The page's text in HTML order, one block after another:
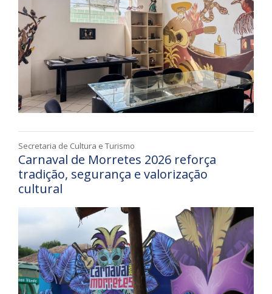
Secretaria de Cultura e Turismo
Carnaval de Morretes 2026 reforça
tradição, segurança e valorização
cultural